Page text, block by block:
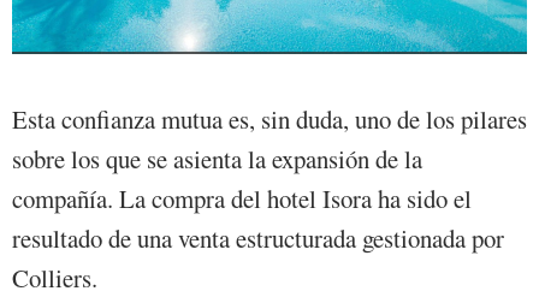
Esta confianza mutua es, sin duda, uno de los pilares
sobre los que se asienta la expansión de la
compañía. La compra del hotel Isora ha sido el
resultado de una venta estructurada gestionada por
Colliers.